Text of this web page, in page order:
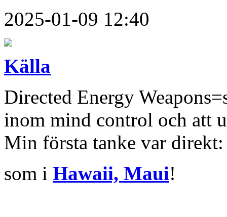
2025-01-09 12:40
Källa
Directed Energy
inom mind control och att
Min första tanke var direkt:
som i Hawaii, Maui!